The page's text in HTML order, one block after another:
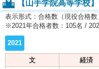
【山手学院高等学校
表示形式：合格数（現役合格数
※2021年合格者数：105名 /
2021
文 経済